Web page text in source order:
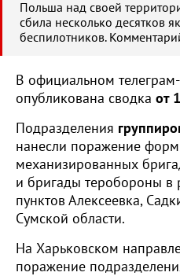
Польша над своей
сбила несколько десятков
беспилотников.
В официальном
опубликована сводка от
Подразделения
нанесли поражение
механизированных
и бригады теробороны в
пунктов Алексеевка,
Сумской области.
На Харьковском
поражение